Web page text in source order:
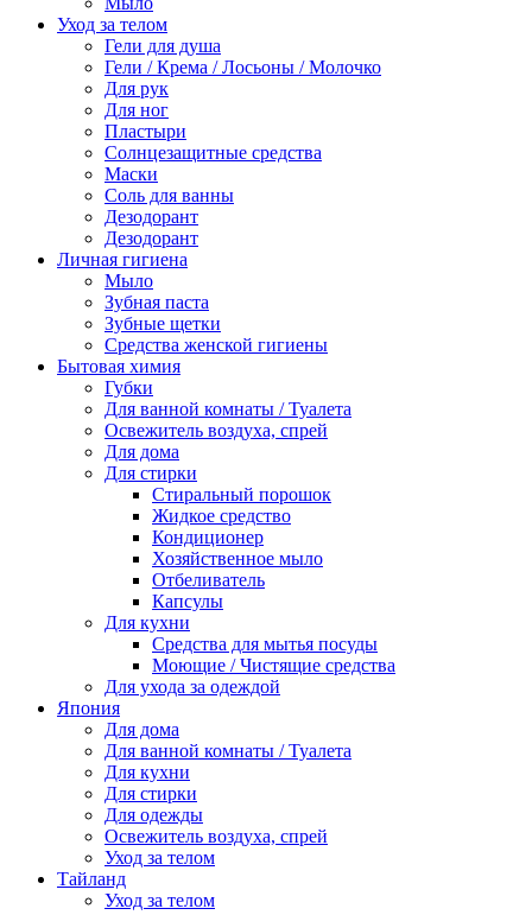
Уход за телом
Гели для душа
Гели / Крема / Лосьоны / Молочко
Для рук
Для ног
Пластыри
Солнцезащитные средства
Маски
Соль для ванны
Дезодорант
Дезодорант
Личная гигиена
Мыло
Зубная паста
Зубные щетки
Средства женской гигиены
Бытовая химия
Губки
Для ванной комнаты / Туалета
Освежитель воздуха, спрей
Для дома
Для стирки
Стиральный порошок
Жидкое средство
Кондиционер
Хозяйственное мыло
Отбеливатель
Капсулы
Для кухни
Средства для мытья посуды
Моющие / Чистящие средства
Для ухода за одеждой
Япония
Для дома
Для ванной комнаты / Туалета
Для кухни
Для стирки
Для одежды
Освежитель воздуха, спрей
Уход за телом
Тайланд
Уход за телом